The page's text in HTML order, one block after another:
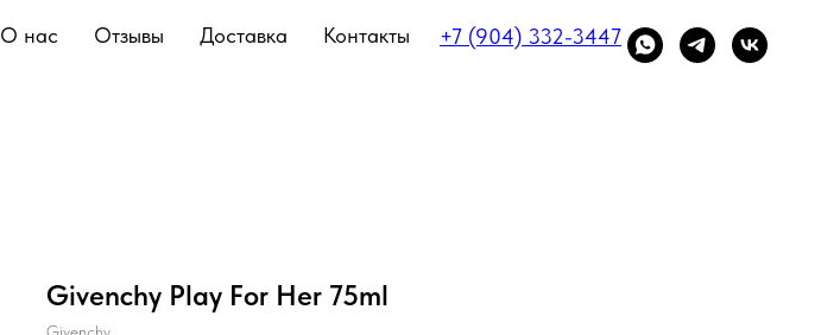
О нас Отзывы Доставка Контакты +7 (904) 332-3447
Givenchy Play For Her 75ml